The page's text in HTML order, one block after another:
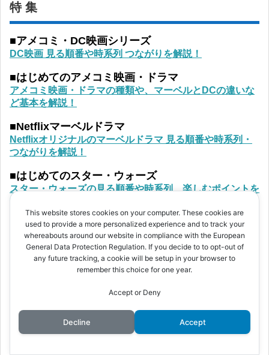
特 集
■アメコミ・DC映画シリーズ
DC映画 見る順番や時系列 つながりを解説！
■はじめてのアメコミ映画・ドラマ
アメコミ映画・ドラマの種類や、マーベルとDCの違いな
ど基本を解説！
■Netflixマーベルドラマ
Netflixオリジナルのマーベルドラマ 見る順番や時系列・
つながりを解説！
■はじめてのスター・ウォーズ
スター・ウォーズの見る順番や時系列、楽しむポイントを
解説！
記事検索
This website stores cookies on your computer. These cookies are
used to provide a more personalized experience and to track your
whereabouts around our website in compliance with the European
General Data Protection Regulation. If you decide to to opt-out of
any future tracking, a cookie will be setup in your browser to
remember this choice for one year.
Accept or Deny
Decline Accept